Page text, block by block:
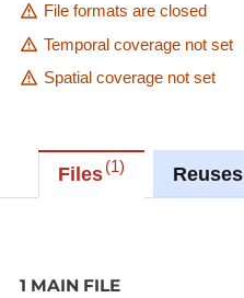
File formats are closed
Temporal coverage not set
Spatial coverage not set
Files 1 Reuses
1 MAIN FILE